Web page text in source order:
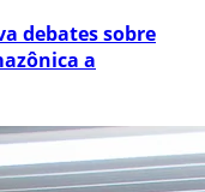
debates sobre
a